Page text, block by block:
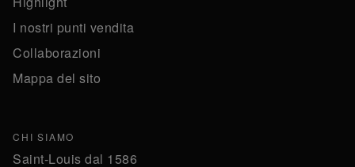
I nostri punti vendita
Collaborazioni
Mappa del sito
CHI SIAMO
Saint-Louis dal 1586